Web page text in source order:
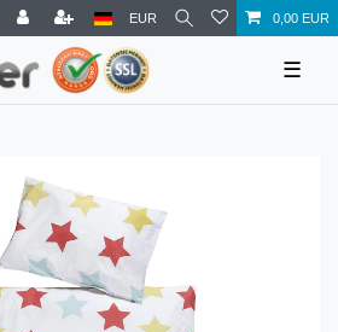
EUR 0,00 EUR
☰